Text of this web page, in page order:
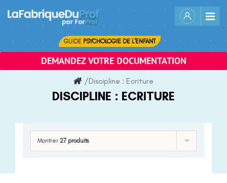
content
GUIDE PSYCHOLOGIE DE L'ENFANT
DEMANDEZ VOTRE DOCUMENTATION
/Discipline : Ecriture
DISCIPLINE : ECRITURE
Montrer 27 produits